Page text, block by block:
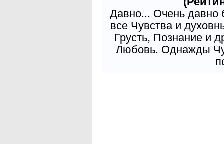
Давно... Очень давно
все Чувства и
Грусть, Познание и
Любовь. Однажды